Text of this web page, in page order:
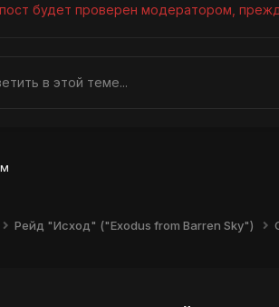
будет проверен модератором,
в этой теме...
Рейд "Исход" ("Exodus from Barren Sky")